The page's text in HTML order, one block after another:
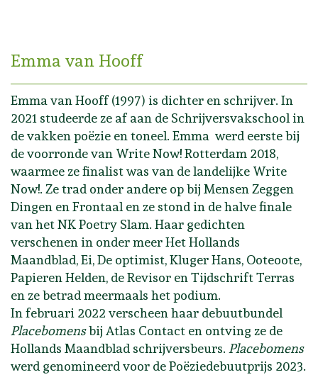
Emma van Hooff
Emma van Hooff (1997) is dichter en schrijver. In
2021 studeerde ze af aan de Schrijversvakschool in
de vakken poëzie en toneel. Emma werd eerste bij
de voorronde van Write Now! Rotterdam 2018,
waarmee ze finalist was van de landelijke Write
Now!. Ze trad onder andere op bij Mensen Zeggen
Dingen en Frontaal en ze stond in de halve finale
van het NK Poetry Slam. Haar gedichten
verschenen in onder meer Het Hollands
Maandblad, Ei, De optimist, Kluger Hans, Ooteoote,
Papieren Helden, de Revisor en Tijdschrift Terras
en ze betrad meermaals het podium.
In februari 2022 verscheen haar debuutbundel
Placebomensbij Atlas Contact en ontving ze de
Hollands Maandblad schrijversbeurs. Placebomens
werd genomineerd voor de Poëziedebuutprijs 2023.